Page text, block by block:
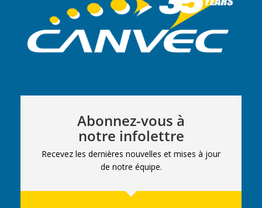
Abonnez-vous à
notre infolettre
Recevez les dernières nouvelles et mises à jour
de notre équipe.